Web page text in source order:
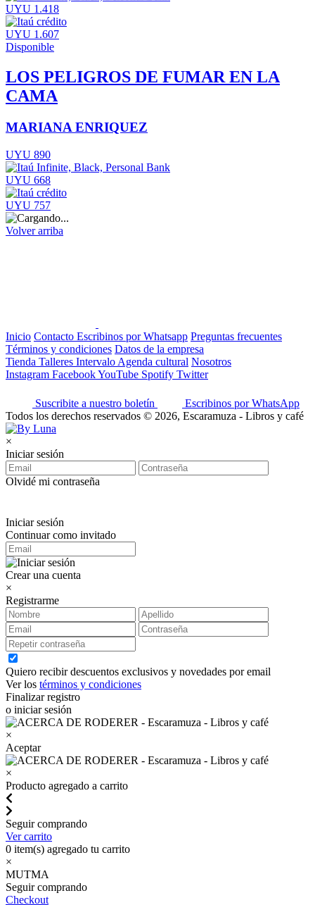
UYU 1.418
UYU 1.607
Disponible
LOS PELIGROS DE FUMAR EN LA
CAMA
MARIANA ENRIQUEZ
UYU 890
UYU 668
UYU 757
Volver arriba
Inicio Contacto Escribinos por Whatsapp Preguntas frecuentes
Términos y condiciones Datos de la empresa
Tienda Talleres Intervalo Agenda cultural Nosotros
Instagram FacebookYouTube Spotify Twitter
Suscribite a nuestro boletín
Escribinos por WhatsApp
Todos los derechos reservados © 2026, Escaramuza - Libros y café
×
Iniciar sesión
Olvidé mi contraseña
Iniciar sesión
Continuar como invitado
Crear una cuenta
×
Registrarme
Quiero recibir descuentos exclusivos y novedades por email
Ver los términos y condiciones
Finalizar registro
o iniciar sesión
×
Aceptar
×
Producto agregado a carrito
Seguir comprando
Ver carrito
0 item(s) agregado tu carrito
×
MUTMA
Seguir comprando
Checkout